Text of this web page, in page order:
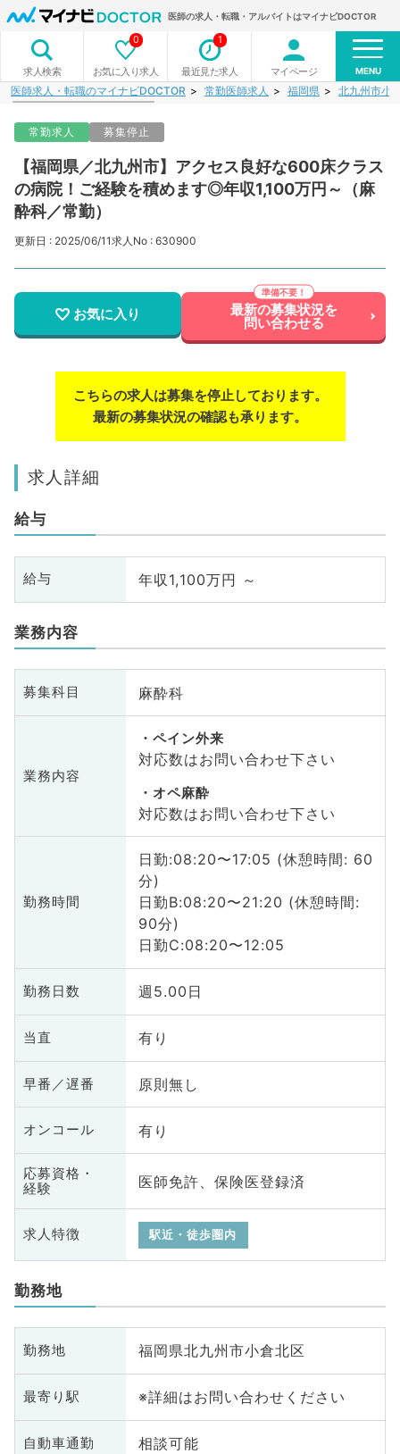
医師の求人・転職・アルバイトはマイナビDOCTOR
求人検索 お気に入り求人
0
最近見た求人
1
マイページ MENU
医師求人・転職のマイナビDOCTOR 常勤医師求人 福岡県 北九州市小
常勤求人 募集停止
【福岡県／北九州市】アクセス良好な600床クラス
の病院！ご経験を積めます◎年収1,100万円～（麻
酔科／常勤）
更新日 : 2025/06/11求人No : 630900
お気に入り 最新の募集状況を
問い合わせる
こちらの求人は募集を停止しております。
最新の募集状況の確認も承ります。
求人詳細
給与
給与 年収1,100万円 ～
業務内容
募集科目 麻酔科
業務内容
ペイン外来
対応数はお問い合わせ下さい
オペ麻酔
対応数はお問い合わせ下さい
勤務時間
日勤:08:20〜17:05 (休憩時間: 60
分)
日勤B:08:20〜21:20 (休憩時間:
90分)
日勤C:08:20〜12:05
勤務日数 週5.00日
当直 有り
早番／遅番 原則無し
オンコール 有り
応募資格・
経験
医師免許、保険医登録済
求人特徴 駅近・徒歩圏内
勤務地
勤務地 福岡県北九州市小倉北区
最寄り駅 ※詳細はお問い合わせください
自動車通勤 相談可能